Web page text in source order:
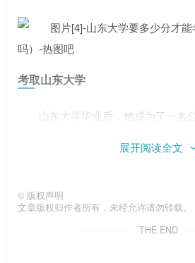
考取山东大学
山东大学毕业后，她成为了一名
我真的很羡慕我们同学，但是我
展开阅读全文
© 版权声明
文章版权归作者所有，未经允许请勿转载。
THE END